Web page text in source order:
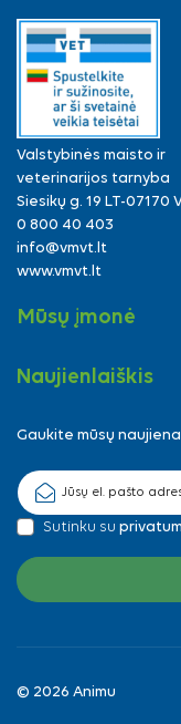
Valstybinės maisto ir
veterinarijos tarnyba
Siesikų g. 19 LT-07170
0 800 40 403
info@vmvt.lt
www.vmvt.lt
Mūsų įmonė
Naujienlaiškis
Gaukite mūsų
Sutinku su
© 2026 Animu